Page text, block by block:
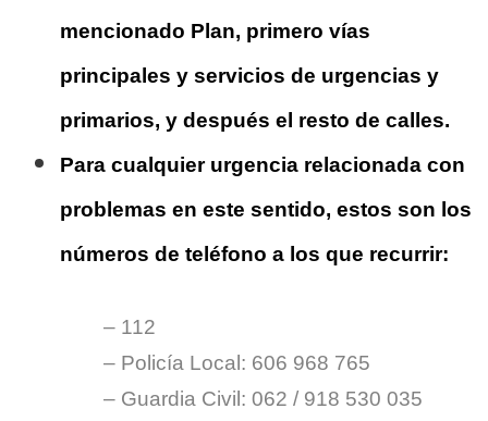
mencionado Plan, primero vías
principales y servicios de urgencias y
primarios, y después el resto de calles.
Para cualquier urgencia relacionada con
problemas en este sentido, estos son los
números de teléfono a los que recurrir:
– 112
– Policía Local: 606 968 765
– Guardia Civil: 062 / 918 530 035